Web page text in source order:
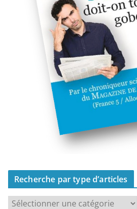
Recherche par type d’articles